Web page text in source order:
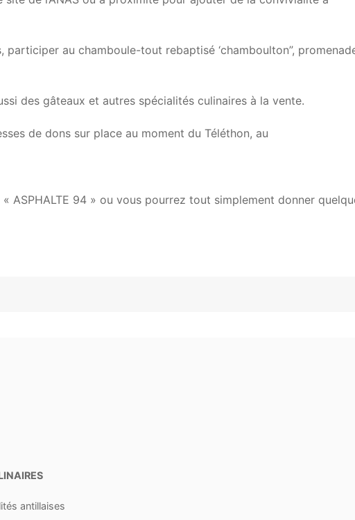
participer au chamboule-tout rebaptisé ‘chamboulton”,
des gâteaux et autres spécialités culinaires à la vente.
de dons sur place au moment du Téléthon, au
ASPHALTE 94 » ou vous pourrez tout simplement donner
antillaises